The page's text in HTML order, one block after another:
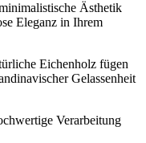
Ästhetik
Eleganz in Ihrem
Eichenholz fügen
Gelassenheit
Verarbeitung